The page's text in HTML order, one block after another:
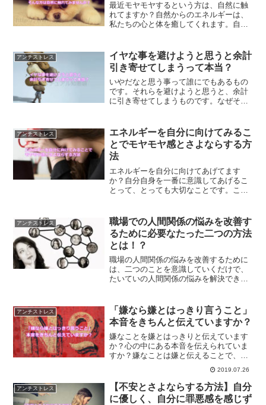
最近モヤモヤするという方は、自然に触
れてますか？自然からのエネルギーは、
私たちの心と体を癒してくれます。自然
します。
アンチストレス
イヤな事を避けようと思うと余計
引き寄せてしまうって本当？
いやだなと思う事って誰にでもあるもの
です。それらを避けようと思うと、余計
に引き寄せてしまうものです。なぜそう
当の方法についてご紹介します。
アンチストレス
エネルギーを自分に向けてみるこ
とでモヤモヤ感とさよならする方
法
エネルギーを自分に向けてあげてます
か？自分自身を一番に意識してあげるこ
とって、とっても大切なことです。これ
るようになるのです。
アンチストレス
職場での人間関係の悩みを改善す
るために必要なたった二つの方法
とは！？
職場の人間関係の悩みを改善するために
は、二つのことを意識していくだけで、
たいていの人間関係の悩みを解決できる
ればならないこととは？
アンチストレス
「嫌なら嫌とはっきり言うこと」
本音をきちんと伝えていますか？
嫌なことを嫌とはっきりと伝えています
か？心の中にある本音を伝えられていま
すか？嫌なことは嫌と伝えることで、人
間関係はスムーズになっていきます。心
の声に従って生きることで魂の喜ぶ生き
方ができるということについて解説しま
す。
2019.07.26
アンチストレス
【不安とさよならする方法】自分
に優しく、自分に罪悪感を感じず